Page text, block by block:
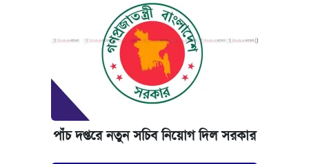
দেশের বাজারে ফের বেড়েছে সোনার দাম
ভাতা-উপবৃত্তির আবেদন শুরু, জেনে নিন পদ্ধতি
‘গুলশানের চামেলি’ তে যৌনকর্মীর দালাল অ্যাডলফ
আজ শুক্রবার রাজধানীর যেসব মার্কেট-দোকানপাট
পাঁচ দপ্তরে নতুন সচিব নিয়োগ দিল সরকার